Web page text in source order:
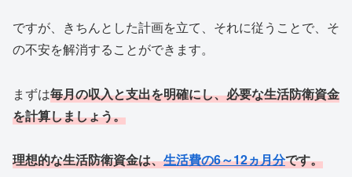
ですが、きちんとした計画を立て、それに従うことで、そ
の不安を解消することができます。
まずは毎月の収入と支出を明確にし、必要な生活防衛資金
を計算しましょう。
理想的な生活防衛資金は、生活費の6～12ヵ月分です。